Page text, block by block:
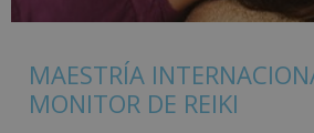
MAESTRÍA
MONITOR DE REIKI